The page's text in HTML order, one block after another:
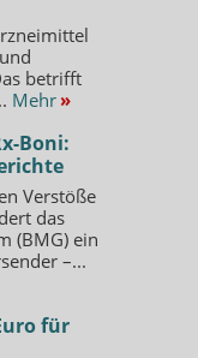
betrifft
Mehr »
Boni:
Verstöße
das
(BMG) ein
–...
für